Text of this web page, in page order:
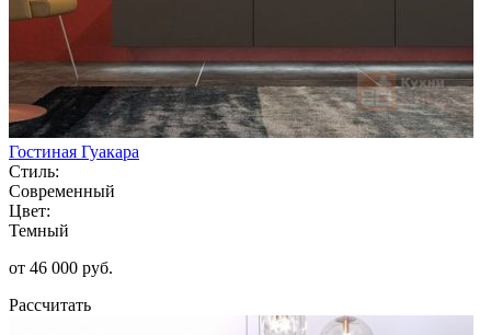
Гостиная Гуакара
Стиль:
Современный
Цвет:
Темный
от 46 000 руб.
Рассчитать